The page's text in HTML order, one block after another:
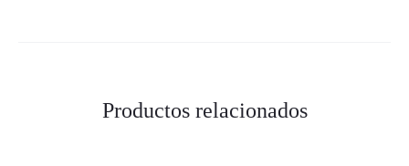
Productos relacionados